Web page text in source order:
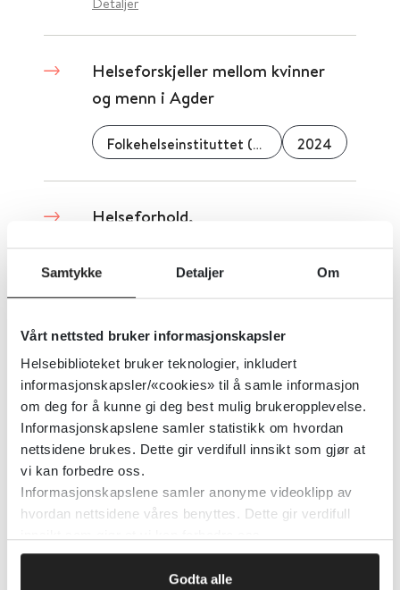
Samtykke Detaljer Om
Vårt nettsted bruker informasjonskapsler
Helsebiblioteket bruker teknologier, inkludert
informasjonskapsler/«cookies» til å samle informasjon
om deg for å kunne gi deg best mulig brukeropplevelse.
Informasjonskapslene samler statistikk om hvordan
nettsidene brukes. Dette gir verdifull innsikt som gjør at
vi kan forbedre oss.
Informasjonskapslene samler anonyme videoklipp av
hvordan nettsidene våres benyttes. Dette gir verdifull
Godta alle
Helseforskjeller mellom kvinner
og menn i Agder
Folkehelseinstituttet (FHI) 2024
Helseforhold,
levekårsundersøkelsen
Detaljer
Helseforhold,
levekårsundersøkelsen
Detaljer